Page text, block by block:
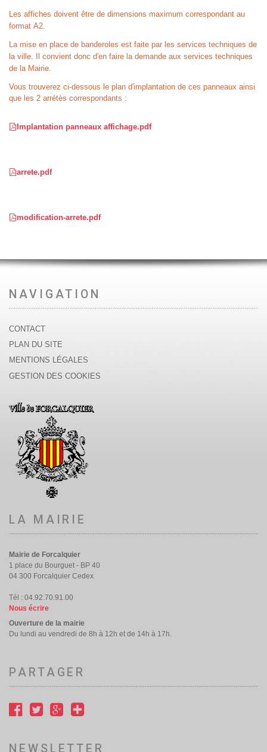
Les affiches doivent être de dimensions maximum correspondant au
format A2.
La mise en place de banderoles est faite par les services techniques de
la ville. Il convient donc d'en faire la demande aux services techniques
de la Mairie.
Vous trouverez ci-dessous le plan d'implantation de ces panneaux ainsi
que les 2 arrétès correspondants :
Implantation panneaux affichage.pdf
arrete.pdf
modification-arrete.pdf
NAVIGATION
CONTACT
PLAN DU SITE
MENTIONS LÉGALES
GESTION DES COOKIES
LA MAIRIE
Mairie de Forcalquier
1 place du Bourguet - BP 40
04 300 Forcalquier Cedex
Tél : 04.92.70.91.00
Nous écrire
Ouverture de la mairie
Du lundi au vendredi de 8h à 12h et de 14h à 17h.
PARTAGER
NEWSLETTER